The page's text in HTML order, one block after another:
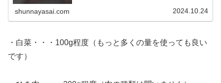
shunnayasai.com 2024.10.24
・白菜・・・100g程度（もっと多くの量を使っても良い
です）